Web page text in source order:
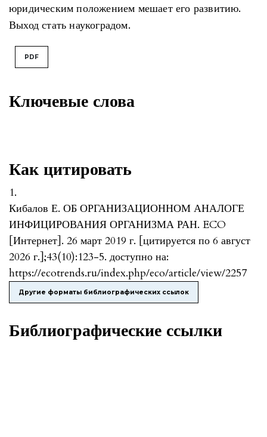
Ключевые слова
Как цитировать
1.
Кибалов Е. ОБ ОРГАНИЗАЦИОННОМ АНАЛОГЕ
ИНФИЦИРОВАНИЯ ОРГАНИЗМА РАН. ECO
[Интернет]. 26 март 2019 г. [цитируется по 6 август
2026 г.];43(10):123-5. доступно на:
https://ecotrends.ru/index.php/eco/article/view/2257
Другие форматы библиографических ссылок
юридическим положением мешает его развитию.
Выход стать наукоградом.
PDF
Библиографические ссылки